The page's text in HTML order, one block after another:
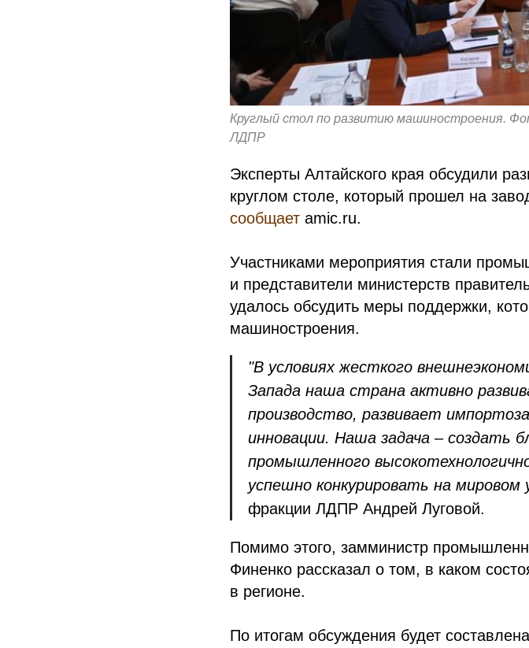
Круглый стол по развитию машиностроения.
ЛДПР
Эксперты Алтайского края обсудили
круглом столе, который прошел на
сообщает amic.ru.
Участниками мероприятия стали
и представители министерств
удалось обсудить меры поддержки,
машиностроения.
"В условиях жесткого
Запада наша страна активно
производство, развивает
инновации. Наша задача – создать
промышленного
успешно конкурировать на мировом
фракции ЛДПР Андрей Луговой.
Помимо этого, замминистр
Финенко рассказал о том, в каком
в регионе.
По итогам обсуждения будет